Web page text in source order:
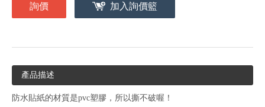
詢價 加入詢價籃
產品描述
防水貼紙的材質是pvc塑膠，所以撕不破喔！